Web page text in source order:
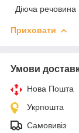
Діюча речовина
Приховати
Умови
Нова Пошта
Укрпошта
Самовивіз